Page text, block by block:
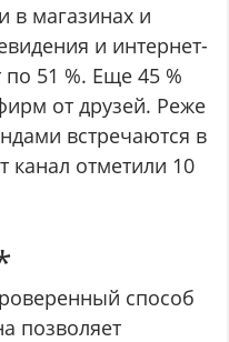
в магазинах и
и интернет-
51 %. Еще 45 %
от друзей. Реже
встречаются в
канал отметили 10
способ
позволяет